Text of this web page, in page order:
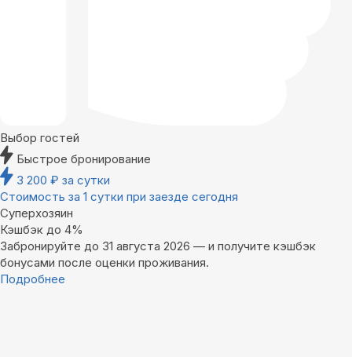
Выбор гостей
Быстрое бронирование
3 200 ₽ за сутки
Стоимость за 1 сутки при заезде сегодня
Суперхозяин
Кэшбэк до 4%
Забронируйте до 31 августа 2026 — и получите кэшбэк
бонусами после оценки проживания.
Подробнее